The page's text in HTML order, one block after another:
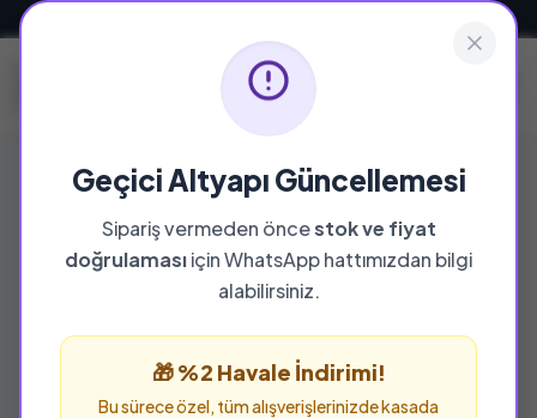
Geçici Altyapı Güncellemesi
Sipariş vermeden öncestok ve fiyat
doğrulamasıiçin WhatsApp hattımızdan bilgi
alabilirsiniz.
🎁 %2 Havale İndirimi!
Bu sürece özel, tüm alışverişlerinizde kasada
YAYINEVI
Çağrı Yayınları
Çağrı Yayınları yayınevine ait tüm eserleri bu
sayfada inceleyebilir ve güvenle sipariş